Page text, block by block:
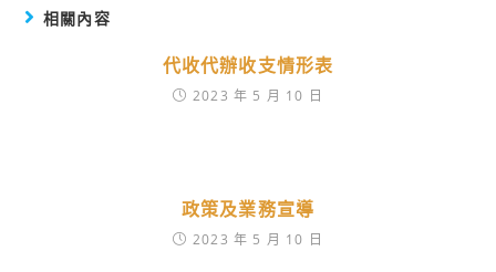
相關內容
代收代辦收支情形表
2023 年 5 月 10 日
政策及業務宣導
2023 年 5 月 10 日